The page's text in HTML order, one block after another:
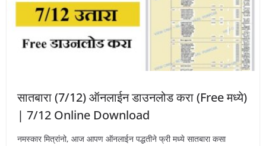
सातबारा (7/12) ऑनलाईन डाउनलोड करा (Free मध्ये)
| 7/12 Online Download
नमस्कार मित्रांनो, आज आपण ऑनलाईन पद्धतीने फ्री मध्ये सातबारा कसा